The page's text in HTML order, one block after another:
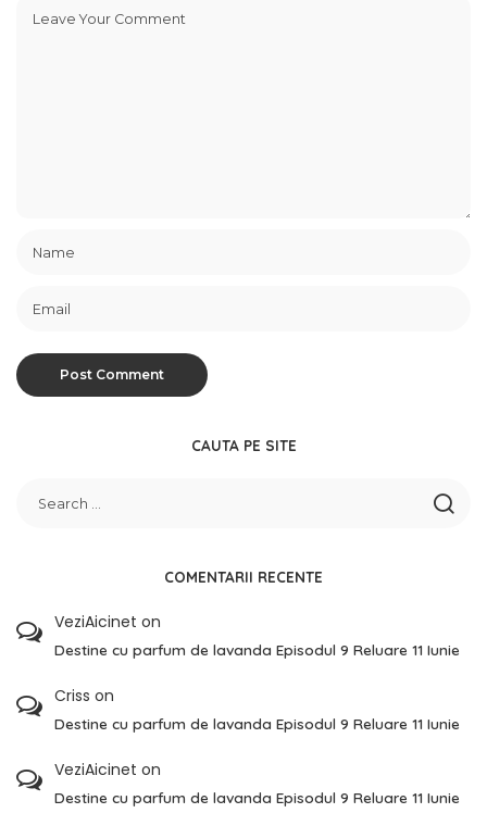
CAUTA PE SITE
COMENTARII RECENTE
VeziAicinet on
Destine cu parfum de lavanda Episodul 9 Reluare 11 Iunie
Criss on
Destine cu parfum de lavanda Episodul 9 Reluare 11 Iunie
VeziAicinet on
Destine cu parfum de lavanda Episodul 9 Reluare 11 Iunie